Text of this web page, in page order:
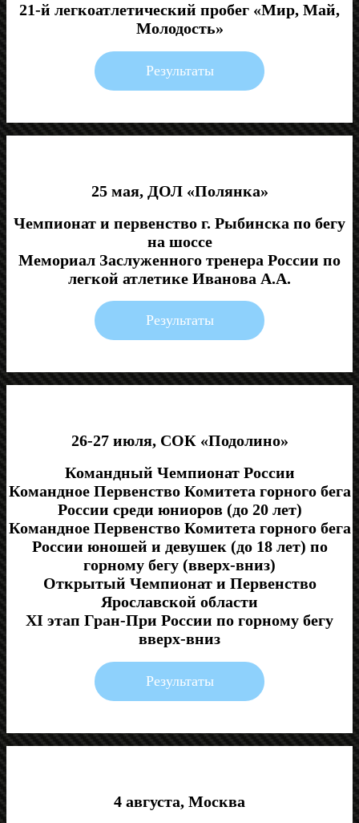
21-й легкоатлетический пробег «Мир, Май,
Молодость»
Результаты
25 мая, ДОЛ «Полянка»
Чемпионат и первенство г. Рыбинска по бегу
на шоссе
Мемориал Заслуженного тренера России по
легкой атлетике Иванова А.А.
Результаты
26-27 июля, СОК «Подолино»
Командный Чемпионат России
Командное Первенство Комитета горного бега
России среди юниоров (до 20 лет)
Командное Первенство Комитета горного бега
России юношей и девушек (до 18 лет) по
горному бегу (вверх-вниз)
Открытый Чемпионат и Первенство
Ярославской области
XI этап Гран-При России по горному бегу
вверх-вниз
Результаты
4 августа, Москва